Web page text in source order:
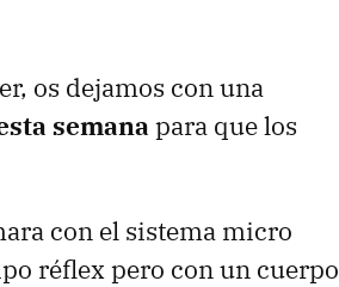
os dejamos con una
semana para que los
con el sistema micro
réflex pero con un cuerpo